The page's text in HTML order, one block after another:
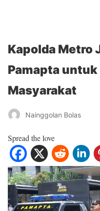
Kapolda Metro
Pamapta
Masyarakat
Nainggolan Bolas
Spread the love